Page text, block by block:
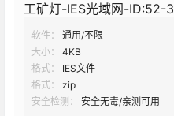
工矿灯-IES光域网-ID:52-3
软件：
通用/不限
大小：
4KB
格式：
IES文件
格式：
zip
安全检测：
安全无毒/亲测可用